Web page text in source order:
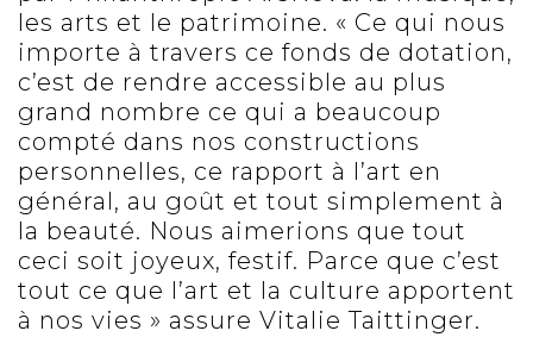
les arts et le patrimoine. « Ce qui nous
importe à travers ce fonds de dotation,
c’est de rendre accessible au plus
grand nombre ce qui a beaucoup
compté dans nos constructions
personnelles, ce rapport à l’art en
général, au goût et tout simplement à
la beauté. Nous aimerions que tout
ceci soit joyeux, festif. Parce que c’est
tout ce que l’art et la culture apportent
à nos vies » assure Vitalie Taittinger.